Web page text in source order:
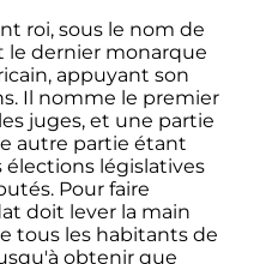
roi, sous le nom de
le dernier monarque
appuyant son
Il nomme le premier
juges, et une partie
autre partie étant
élections législatives
. Pour faire
doit lever la main
tous les habitants de
obtenir que